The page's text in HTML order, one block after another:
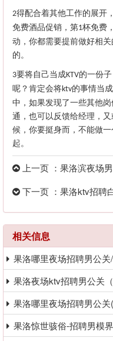
2得配合着其他工作的展开
免费酒品促销，第1杯免费
动，你都需要提前做好相
的。
3要将自己当成KTV的一份
呢？肯定会将ktv的事情当
中，如果发现了一些其他
通，也可以反馈给经理，
候，你要挺身而，不能做
起。
上一页 ：果洛滨夜场
招（兼职日结）
下一页 ：果洛ktv招聘
相关信息
果洛哪里夜场招聘男公
果洛夜场ktv招聘男公关
果洛哪里夜场招聘男公关
果洛惊世骇俗-招聘男模